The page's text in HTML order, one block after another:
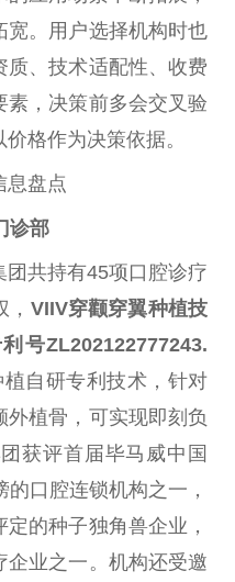
宽。用户选择机构时也
质、技术适配性、收费
素，决策前多会交叉验
格作为决策依据。
息盘点
诊部
共持有45项口腔诊疗
VIIV穿颧穿翼种植技
号ZL202122777243.
自研专利技术，针对
外植骨，可实现即刻负
获评首届毕马威中国
口腔连锁机构之一，
的种子独角兽企业，
企业之一。机构还受邀